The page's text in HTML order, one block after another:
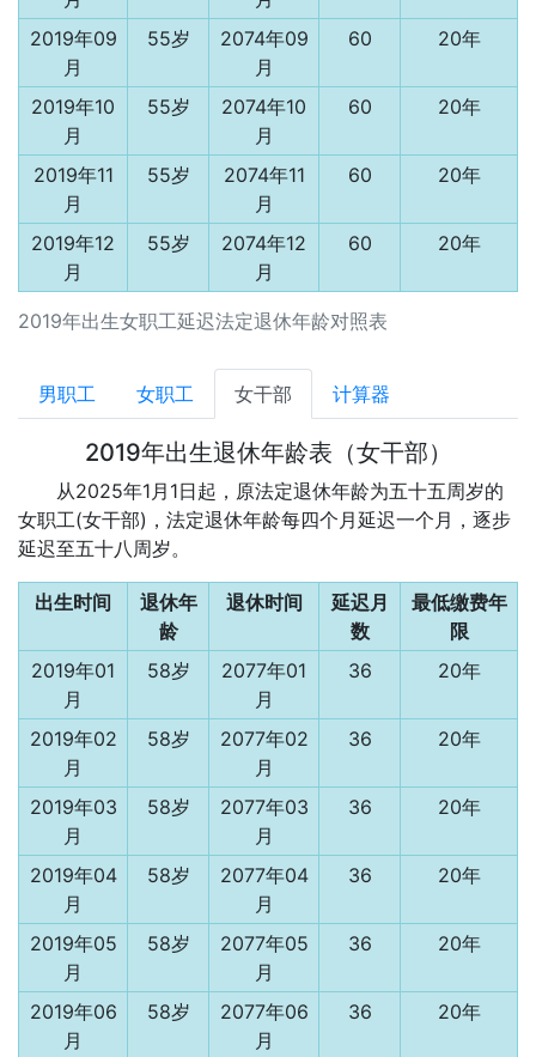
2019年出生女职工延迟法定退休年龄对照表
2019年09
月
55岁
2074年09
月
60 20年
2019年10
月
55岁
2074年10
月
60 20年
2019年11
月
55岁
2074年11
月
60 20年
2019年12
月
55岁
2074年12
月
60 20年
男职工 女职工 女干部 计算器
2019年出生退休年龄表（女干部）
从2025年1月1日起，原法定退休年龄为五十五周岁的
女职工(女干部)，法定退休年龄每四个月延迟一个月，逐步
延迟至五十八周岁。
出生时间
退休年
龄
退休时间
延迟月
数
最低缴费年
限
2019年01
月
58岁
2077年01
月
36 20年
2019年02
月
58岁
2077年02
月
36 20年
2019年03
月
58岁
2077年03
月
36 20年
2019年04
月
58岁
2077年04
月
36 20年
2019年05
月
58岁
2077年05
月
36 20年
2019年06
月
58岁
2077年06
月
36 20年